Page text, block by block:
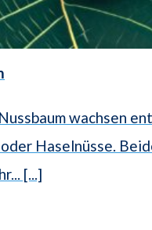
wachsen
Haselnüsse.
[...]